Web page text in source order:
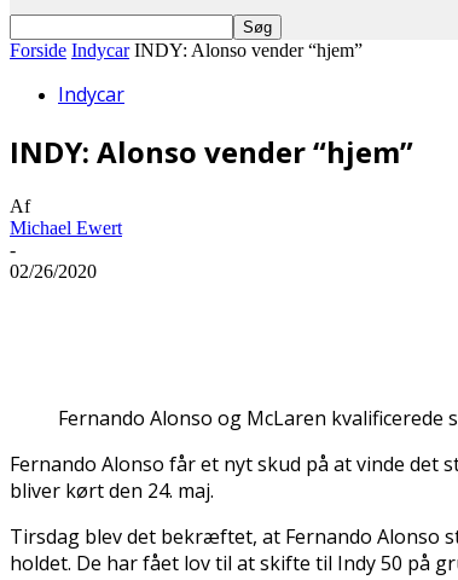
Forside Indycar INDY: Alonso vender “hjem”
Indycar
INDY: Alonso vender “hjem”
Af
Michael Ewert
-
02/26/2020
Fernando Alonso og McLaren kvalificerede
Fernando Alonso får et nyt skud på at vinde
bliver kørt den 24. maj.
Tirsdag blev det bekræftet, at Fernando Alonso
holdet. De har fået lov til at skifte til Indy 50 på